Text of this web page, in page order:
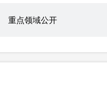
重点领域公开